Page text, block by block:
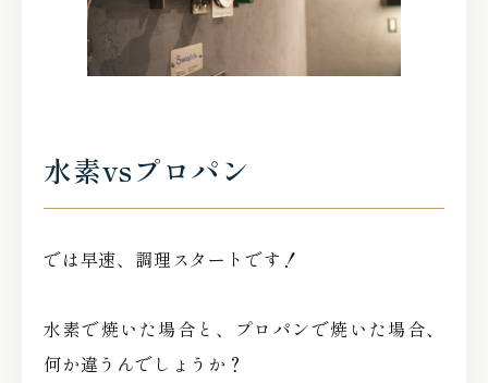
水素vsプロパン
では早速、調理スタートです！
水素で焼いた場合と、プロパンで焼いた場合、
何か違うんでしょうか？